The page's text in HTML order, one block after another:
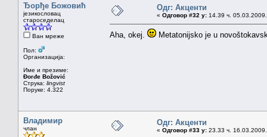
Ђорђе Божовић
језикословац
староседелац
Ван мреже
Пол:
Организација:
Име и презиме:
Đorđe Božović
Струка: lingvist
Поруке: 4.322
Одг: Акценти
« Одговор #32 у: 14.39 ч.
Aha, okej. Metatonijsko je u
Владимир
члан
Одг: Акценти
« Одговор #33 у: 23.33 ч.